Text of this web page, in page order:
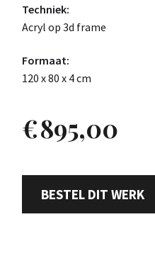
Techniek:
Acryl op 3d frame
Formaat:
120 x 80 x 4 cm
€895,00
BESTEL DIT WERK